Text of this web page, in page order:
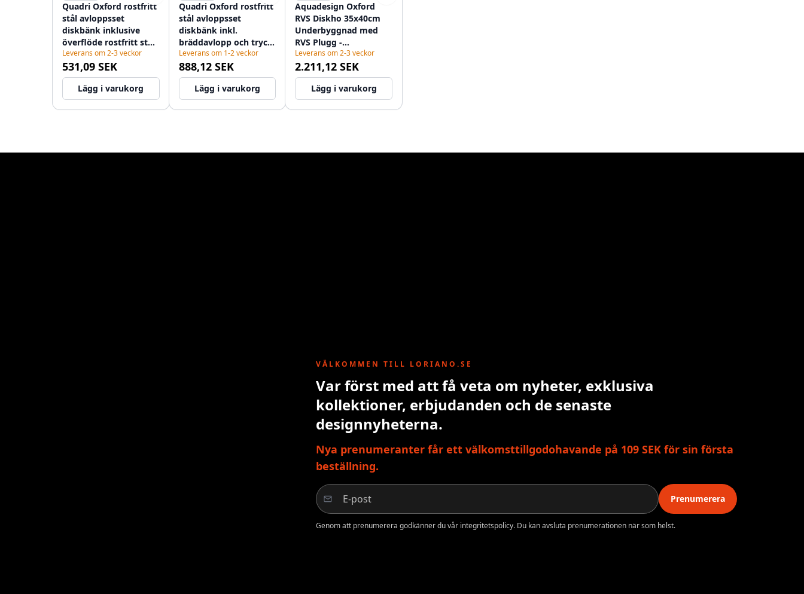
Quadri Oxford rostfritt
stål avloppsset
diskbänk inklusive
överflöde rostfritt stål
1208967548
Leverans om 2-3 veckor
531,09 SEK
Lägg i varukorg
Quadri Oxford rostfritt
stål avloppsset
diskbänk inkl.
bräddavlopp och tryck-
öppna knapp rostfritt
stål 1208967589
Leverans om 1-2 veckor
888,12 SEK
Lägg i varukorg
Aquadesign Oxford
RVS Diskho 35x40cm
Underbyggnad med
RVS Plugg -
1208967761
Leverans om 2-3 veckor
2.211,12 SEK
Lägg i varukorg
VÄLKOMMEN TILL LORIANO.SE
Var först med att få veta om nyheter, exklusiva
kollektioner, erbjudanden och de senaste
designnyheterna.
Nya prenumeranter får ett välkomsttillgodohavande på 109 SEK för sin första
beställning.
Prenumerera
Genom att prenumerera godkänner du vår integritetspolicy. Du kan avsluta prenumerationen när som helst.